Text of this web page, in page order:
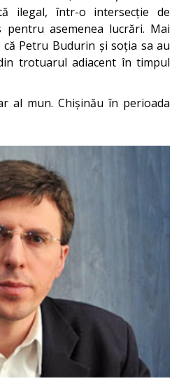
ilegal, într-o intersecție de
asemenea lucrări. Mai
Petru Budurin și soția sa au
trotuarul adiacent în timpul
al mun. Chișinău în perioada